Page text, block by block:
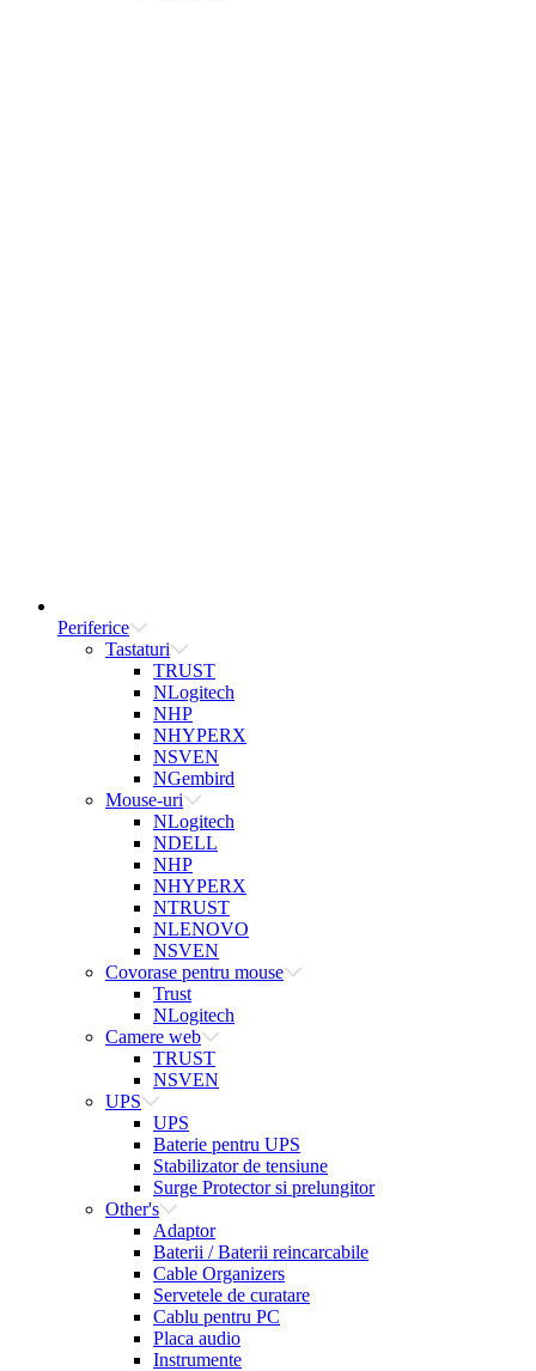
Periferice
Tastaturi
TRUST
NLogitech
NHP
NHYPERX
NSVEN
NGembird
Mouse-uri
NLogitech
NDELL
NHP
NHYPERX
NTRUST
NLENOVO
NSVEN
Covorase pentru mouse
Trust
NLogitech
Camere web
TRUST
NSVEN
UPS
UPS
Baterie pentru UPS
Stabilizator de tensiune
Surge Protector si prelungitor
Other's
Adaptor
Baterii / Baterii reincarcabile
Cable Organizers
Servetele de curatare
Cablu pentru PC
Placa audio
Instrumente